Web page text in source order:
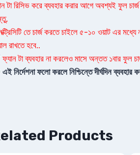
টা রিসিভ করে ব্যবহার করার আগে অবশ্যই ফুল চার্জ
তে চার্জ করতে চাইলে ৫-১০ ওয়াট এর
রাখতে হবে..
ফ্যান টা ব্যবহার না করলেও মাসে অন্তত ১বার ফুল
এই নির্দেশনা ফলো করলে নিশ্চিন্তে দীর্ঘদিন
Products